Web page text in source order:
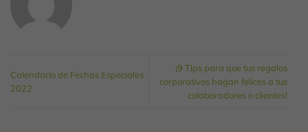
Calendario de Fechas Especiales
2022
¡9 Tips para que tus regalos
corporativos hagan felices a tus
colaboradores o clientes!